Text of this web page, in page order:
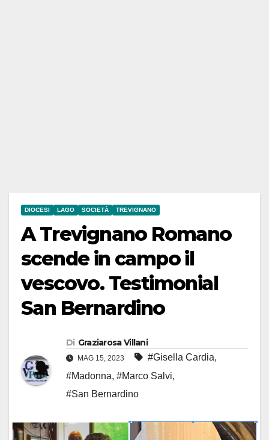
DIOCESI LAGO SOCIETÀ TREVIGNANO
A Trevignano Romano
scende in campo il
vescovo. Testimonial
San Bernardino
Di Graziarosa Villani
MAG 15, 2023 #Gisella Cardia,
#Madonna, #Marco Salvi,
#San Bernardino